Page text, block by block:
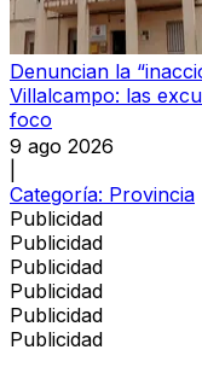
Denuncian la
Villalcampo: las
foco
9 ago 2026
Categoría: Provincia
Publicidad
Publicidad
Publicidad
Publicidad
Publicidad
Publicidad